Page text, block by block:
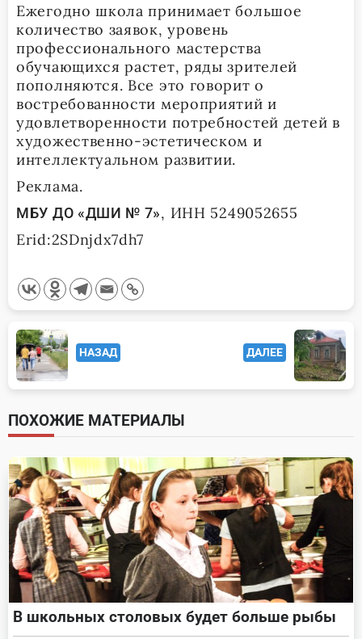
Ежегодно школа принимает большое
количество заявок, уровень
профессионального мастерства
обучающихся растет, ряды зрителей
пополняются. Все это говорит о
востребованности мероприятий и
удовлетворенности потребностей детей в
художественно-эстетическом и
интеллектуальном развитии.
Реклама.
МБУ ДО «ДШИ № 7», ИНН 5249052655
Erid:2SDnjdx7dh7
<span
class="nav-
subtitle
screen-
reader-
text">Page</span>
НАЗАД ДАЛЕЕ
ПОХОЖИЕ МАТЕРИАЛЫ
В школьных столовых будет больше рыбы